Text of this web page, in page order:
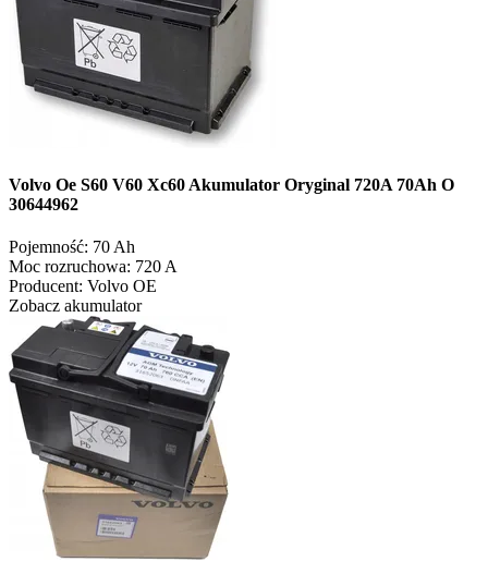
Volvo Oe S60 V60 Xc60 Akumulator Oryginal 720A 70Ah O
30644962
Pojemność: 70 Ah
Moc rozruchowa: 720 A
Producent: Volvo OE
Zobacz akumulator